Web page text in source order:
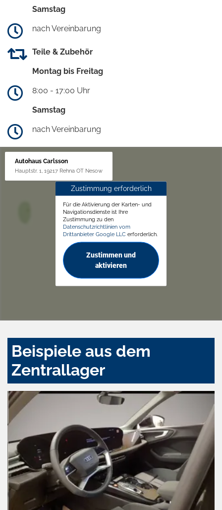
Samstag
nach Vereinbarung
Teile & Zubehör
Montag bis Freitag
8:00 - 17:00 Uhr
Samstag
nach Vereinbarung
Autohaus Carlsson
Hauptstr. 1, 19217 Rehna OT Nesow
Zustimmung erforderlich
Für die Aktivierung der Karten- und
Navigationsdienste ist Ihre
Zustimmung zu den
Datenschutzrichtlinien vom
Drittanbieter Google LLC erforderlich.
Zustimmen und
aktivieren
Beispiele aus dem
Zentrallager